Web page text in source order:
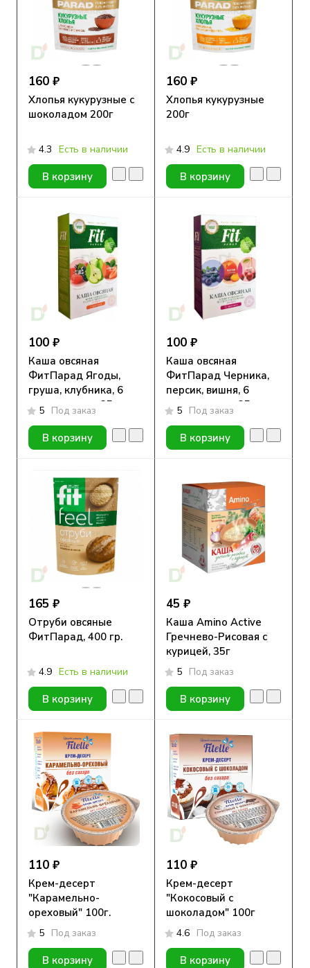
160 ₽
Хлопья кукурузные с
шоколадом 200г
4.3 Есть в наличии
В корзину
160 ₽
Хлопья кукурузные
200г
4.9 Есть в наличии
В корзину
100 ₽
Каша овсяная
ФитПарад Ягоды,
груша, клубника, 6
пакетиков по 35г
5 Под заказ
В корзину
100 ₽
Каша овсяная
ФитПарад Черника,
персик, вишня, 6
пакетиков по 35г
5 Под заказ
В корзину
165 ₽
Отруби овсяные
ФитПарад, 400 гр.
4.9 Есть в наличии
В корзину
45 ₽
Каша Amino Active
Гречнево-Рисовая с
курицей, 35г
5 Под заказ
В корзину
110 ₽
Крем-десерт
"Карамельно-
ореховый" 100г.
5 Под заказ
В корзину
110 ₽
Крем-десерт
"Кокосовый с
шоколадом" 100г
4.6 Под заказ
В корзину